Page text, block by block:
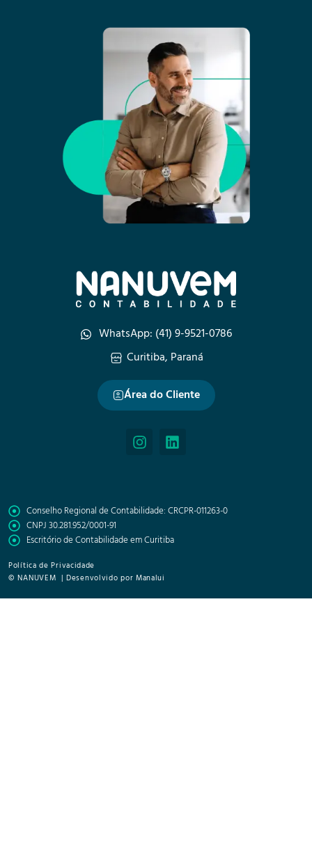
WhatsApp: (41) 9-9521-0786
Curitiba, Paraná
Área do Cliente
Conselho Regional de Contabilidade: CRCPR-011263-0
CNPJ 30.281.952/0001-91
Escritório de Contabilidade em Curitiba
Política de Privacidade
© NANUVEM | Desenvolvido por Manalui